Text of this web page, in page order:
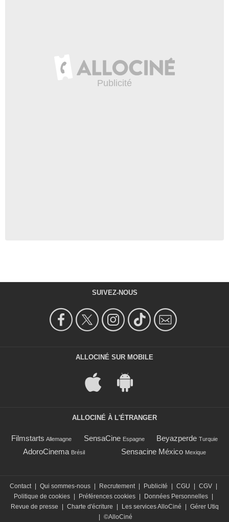
SUIVEZ-NOUS
ALLOCINÉ SUR MOBILE
ALLOCINÉ À L'ÉTRANGER
Filmstarts Allemagne SensaCine Espagne Beyazperde Turquie
AdoroCinema Brésil Sensacine México Mexique
Contact Qui sommes-nous Recrutement Publicité CGU CGV
Politique de cookies
Préférences cookies Données Personnelles
Revue de presse
Charte d'écriture Les services AlloCiné
Gérer Utiq
©AlloCiné